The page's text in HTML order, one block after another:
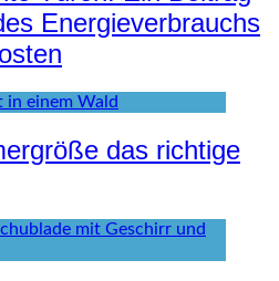
Energieverbrauchs
das richtige